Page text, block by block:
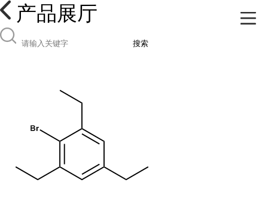
产品展厅
搜索